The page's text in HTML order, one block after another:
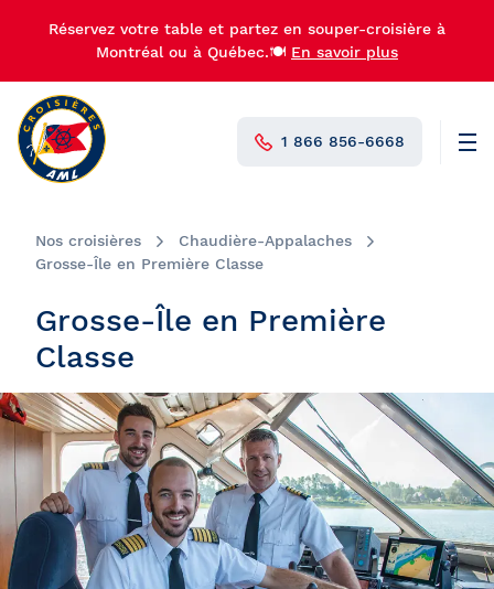
Réservez votre table et partez en souper-croisière à
Montréal ou à Québec.🍽️ En savoir plus
1 866 856-6668
Nos croisières
Chaudière-Appalaches
Grosse-Île en Première Classe
Grosse-Île en Première
Classe